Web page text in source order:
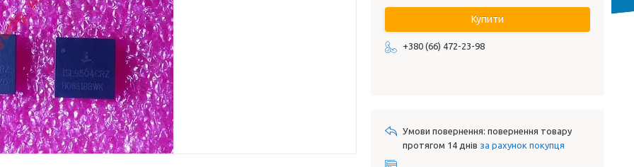
Купити
+380 (66) 472-23-98
повернення товару
протягом 14 днів за рахунок покупця